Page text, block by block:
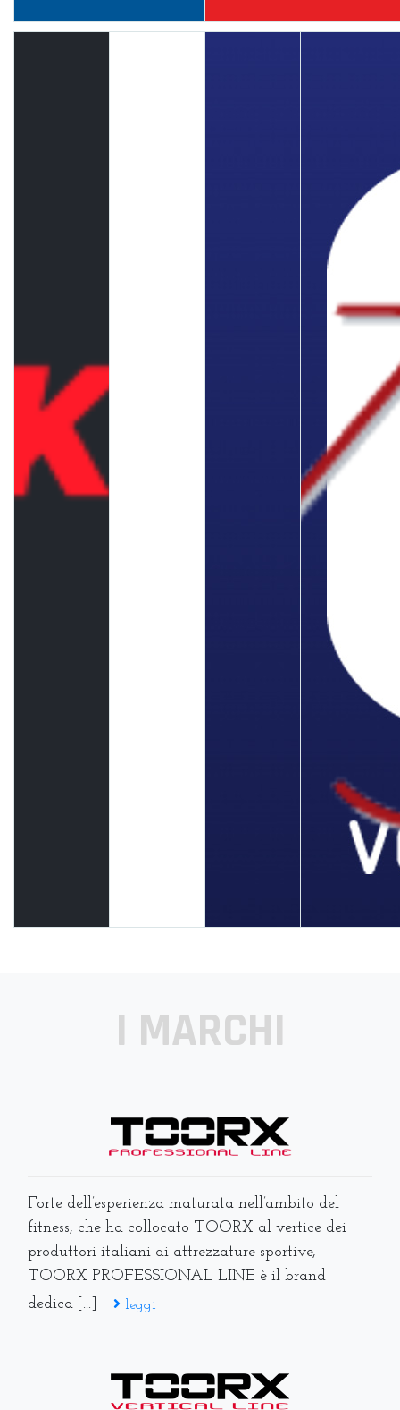
I MARCHI
Forte dell’esperienza maturata nell’ambito del
fitness, che ha collocato TOORX al vertice dei
produttori italiani di attrezzature sportive,
TOORX PROFESSIONAL LINE è il brand
dedica [...]
leggi